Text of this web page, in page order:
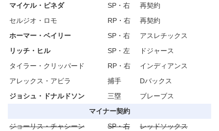
マイケル・ピネダ
SP・右
再契約
セルジオ・ロモ
RP・右
再契約
ホーマー・ベイリー
SP・右
アスレチックス
リッチ・ヒル
SP・左
ドジャース
タイラー・クリッパード
RP・右
インディアンス
アレックス・アビラ
捕手
Dバックス
ジョシュ・ドナルドソン
三塁
ブレーブス
マイナー契約
ジョーリス・チャシーン
SP・右
レッドソックス